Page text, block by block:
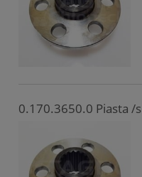
0.170.3650.0 Piasta /s